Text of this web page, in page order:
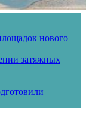
нового
затяжных